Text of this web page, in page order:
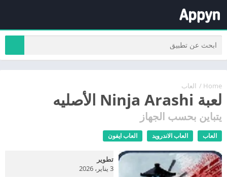
Home
/ العاب
لعبة Ninja Arashi الأصليه
يتباين بحسب الجهاز
العاب العاب الاندرويد العاب ايفون
تطوير
3 يناير، 2026